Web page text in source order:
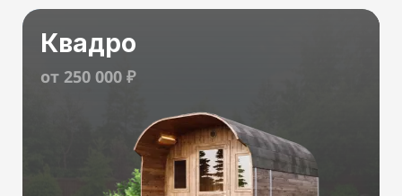
Квадро
от 250 000 ₽